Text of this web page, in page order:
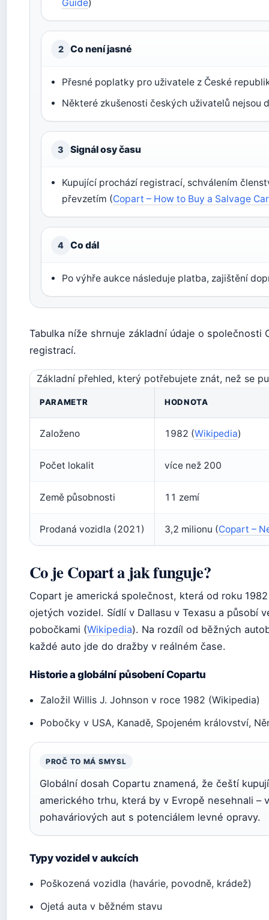
Guide)
2 Co není jasné
Přesné poplatky pro uživatele z České
Některé zkušenosti českých uživatelů nejsou
3 Signál osy času
Kupující prochází registrací, schválením
převzetím (Copart – How to Buy a Salvage Car
4 Co dál
Po výhře aukce následuje platba, zajištění
Tabulka níže shrnuje základní údaje o
registrací.
Základní přehled, který potřebujete znát, než se
PARAMETR HODNOTA
Založeno 1982 (Wikipedia)
Počet lokalit více než 200
Země působnosti 11 zemí
Prodaná vozidla (2021) 3,2 milionu (Copart –
Co je Copart a jak funguje?
Copart je americká společnost, která od roku
ojetých vozidel. Sídlí v Dallasu v Texasu a působí
pobočkami (Wikipedia). Na rozdíl od běžných
každé auto jde do dražby v reálném čase.
Historie a globální působení Copartu
Založil Willis J. Johnson v roce 1982 (Wikipedia)
Pobočky v USA, Kanadě, Spojeném království,
PROČ TO MÁ SMYSL
Globální dosah Copartu znamená, že čeští
amerického trhu, která by v Evropě nesehnali –
pohaváriových aut s potenciálem levné opravy.
Typy vozidel v aukcích
Poškozená vozidla (havárie, povodně, krádež)
Ojetá auta v běžném stavu